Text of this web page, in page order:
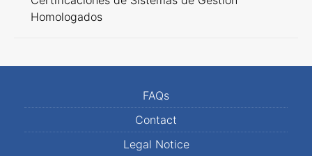
Homologados
FAQs
Contact
Legal Notice